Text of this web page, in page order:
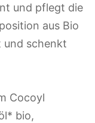
und pflegt die
aus Bio
und schenkt
Cocoyl
bio,